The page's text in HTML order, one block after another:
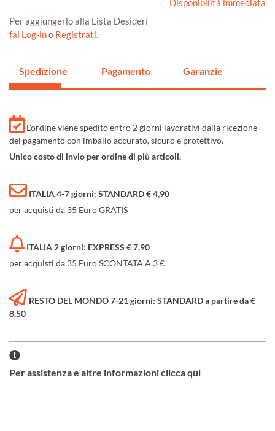
Disponibilità immediata
Per aggiungerlo alla Lista Desideri
fai Log-ino Registrati.
Spedizione Pagamento Garanzie
L'ordine viene spedito entro 2 giorni lavorativi dalla ricezione
del pagamento con imballo accurato, sicuro e protettivo.
Unico costo di invio per ordine di più articoli.
ITALIA 4-7 giorni: STANDARD € 4,90
per acquisti da 35 Euro GRATIS
ITALIA 2 giorni: EXPRESS € 7,90
per acquisti da 35 Euro SCONTATA A 3 €
RESTO DEL MONDO 7-21 giorni: STANDARD a partire da €
8,50
Per assistenza e altre informazioni clicca qui